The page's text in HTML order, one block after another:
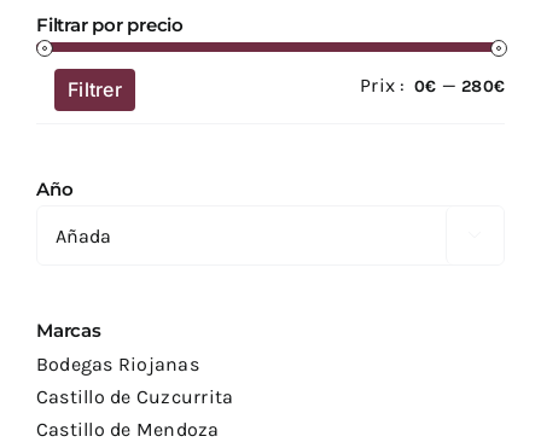
Filtrar por precio
Prix
Prix
Filtrer Prix : 0€ —280€
Año
Marcas
Bodegas Riojanas
Castillo de Cuzcurrita
Castillo de Mendoza